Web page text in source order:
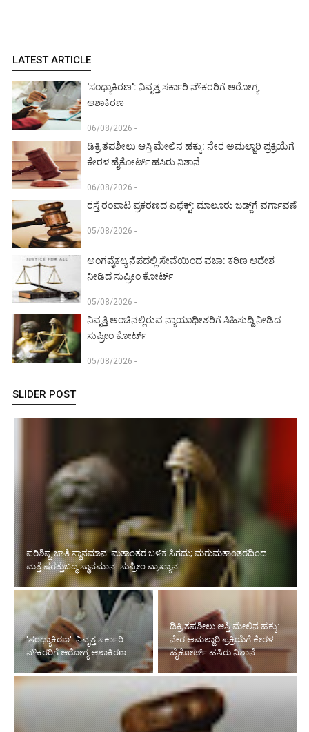
LATEST ARTICLE
'ಸಂಧ್ಯಾಕಿರಣ': ನಿವೃತ್ತ ಸರ್ಕಾರಿ ನೌಕರರಿಗೆ ಆರೋಗ್ಯ
ಆಶಾಕಿರಣ
06/08/2026 -
ಡಿಕ್ರಿ ತಪಶೀಲು ಆಸ್ತಿ ಮೇಲಿನ ಹಕ್ಕು: ನೇರ ಅಮಲ್ಜಾರಿ ಪ್ರಕ್ರಿಯೆಗೆ
ಕೇರಳ ಹೈಕೋರ್ಟ್ ಹಸಿರು ನಿಶಾನೆ
06/08/2026 -
ರಸ್ತೆ ರಂಪಾಟ ಪ್ರಕರಣದ ಎಫೆಕ್ಟ್‌: ಮಾಲೂರು ಜಡ್ಜ್‌ಗೆ ವರ್ಗಾವಣೆ
05/08/2026 -
ಅಂಗವೈಕಲ್ಯ ನೆಪದಲ್ಲಿ ಸೇವೆಯಿಂದ ವಜಾ: ಕಠಿಣ ಆದೇಶ
ನೀಡಿದ ಸುಪ್ರೀಂ ಕೋರ್ಟ್‌
05/08/2026 -
ನಿವೃತ್ತಿ ಅಂಚಿನಲ್ಲಿರುವ ನ್ಯಾಯಾಧೀಶರಿಗೆ ಸಿಹಿಸುದ್ದಿ ನೀಡಿದ
ಸುಪ್ರೀಂ ಕೋರ್ಟ್‌
05/08/2026 -
SLIDER POST
'ಸಂಧ್ಯಾಕಿರಣ': ನಿವೃತ್ತ ಸರ್ಕಾರಿ ನೌಕರರಿಗೆ ಆರೋಗ್ಯ ಆಶಾಕಿರಣ
ಡಿಕ್ರಿ ತಪಶೀಲು ಆಸ್ತಿ ಮೇಲಿನ ಹಕ್ಕು:
ನೇರ ಅಮಲ್ಜಾರಿ ಪ್ರಕ್ರಿಯೆಗೆ ಕೇರಳ
ಹೈಕೋರ್ಟ್ ಹಸಿರು ನಿಶಾನೆ
ರಸ್ತೆ ರಂಪಾಟ ಪ್ರಕರಣದ ಎಫೆಕ್ಟ್‌:
ಮಾಲೂರು ಜಡ್ಜ್‌ಗೆ ವರ್ಗಾವಣೆ
ಅಂಗವೈಕಲ್ಯ ನೆಪದಲ್ಲಿ ಸೇವೆಯಿಂದ ವಜಾ: ಕಠಿಣ ಆದೇಶ ನೀಡಿದ ಸುಪ್ರೀಂ